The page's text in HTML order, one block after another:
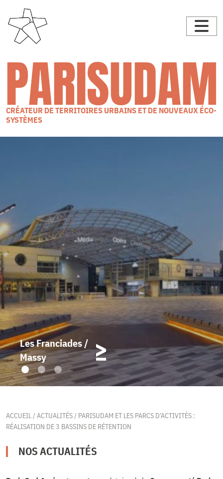
PARISUDAM
CRÉATEUR DE TERRITOIRES URBAINS ET DE NOUVEAUX ÉCO-
SYSTÈMES
Les Franciades /
Massy
ACCUEIL/ACTUALITÉS/ PARISUDAM ET LES PARCS D’ACTIVITÉS :
RÉALISATION DE 3 BASSINS DE RÉTENTION
NOS ACTUALITÉS